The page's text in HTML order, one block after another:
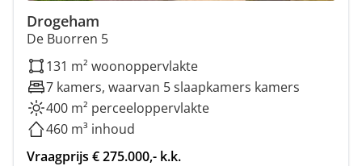
Drogeham
De Buorren 5
131 m² woonoppervlakte
7 kamers, waarvan 5 slaapkamers kamers
400 m² perceeloppervlakte
460 m³ inhoud
Vraagprijs € 275.000,- k.k.